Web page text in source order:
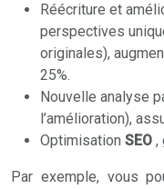
Réécriture et
perspectives
originales),
25%.
Nouvelle analyse
l’amélioration),
Optimisation SEO ,
Par exemple, vous